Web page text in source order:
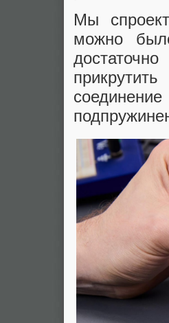
Мы
можно